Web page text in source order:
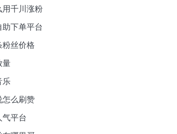
千川涨粉
下单平台
丝价格
量
乐
么刷赞
平台